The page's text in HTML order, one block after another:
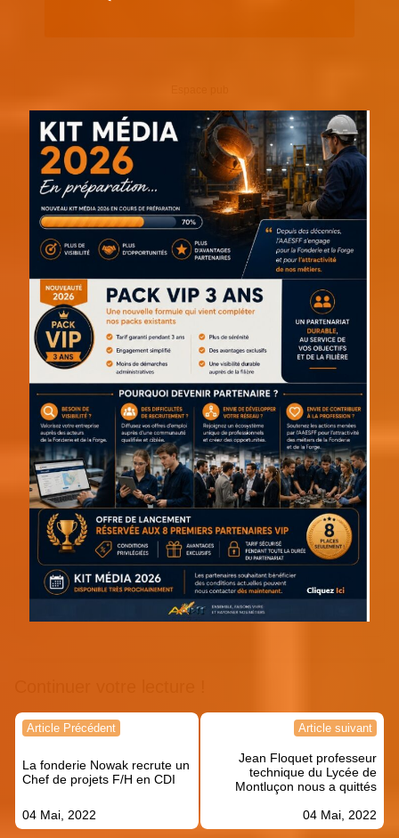
Navigation
l’article
Article Précédent
La fonderie Nowak recrute un
Chef de projets F/H en CDI
04 Mai, 2022
Article suivant
Jean Floquet professeur
technique du Lycée de
Montluçon nous a quittés
04 Mai, 2022